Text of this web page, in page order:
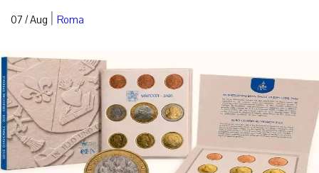
07 / Aug | Roma